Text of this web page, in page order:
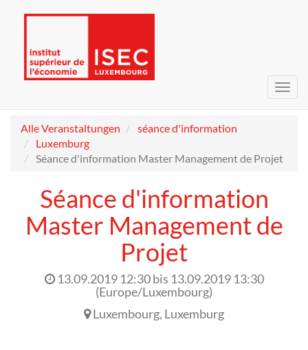
Alle Veranstaltungen
séance d'information
Luxemburg
Séance d'information Master Management de Projet
Séance d'information
Master Management de
Projet
13.09.2019 12:30bis 13.09.2019 13:30
(Europe/Luxembourg)
Luxembourg, Luxemburg